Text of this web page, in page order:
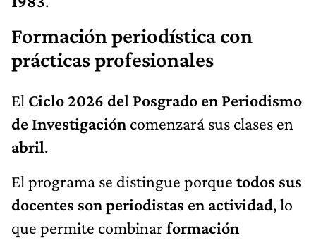
Formación periodística con
prácticas profesionales
El Ciclo 2026 del Posgrado en Periodismo
de Investigación comenzará sus clases en
abril.
El programa se distingue porque todos sus
docentes son periodistas en actividad, lo
que permite combinar formación